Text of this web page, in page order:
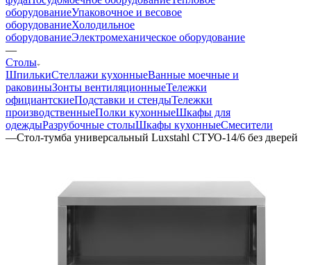
оборудованиеУпаковочное и весовое
оборудованиеХолодильное
оборудованиеЭлектромеханическое оборудование
—
Столы
ШпилькиСтеллажи кухонныеВанные моечные и
раковиныЗонты вентиляционныеТележки
официантскиеПодставки и стендыТележки
производственныеПолки кухонныеШкафы для
одеждыРазрубочные столыШкафы кухонныеСмесители
—Стол-тумба универсальный Luxstahl СТУО-14/6 без дверей